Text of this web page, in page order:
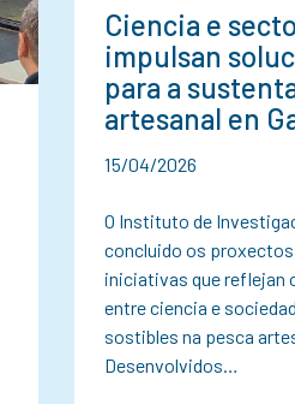
Ciencia e
impulsan
para a
artesanal en
15/04/2026
O Instituto de
concluido os proxectos
iniciativas que reflejan
entre ciencia e
sostibles na pesca
Desenvolvidos…